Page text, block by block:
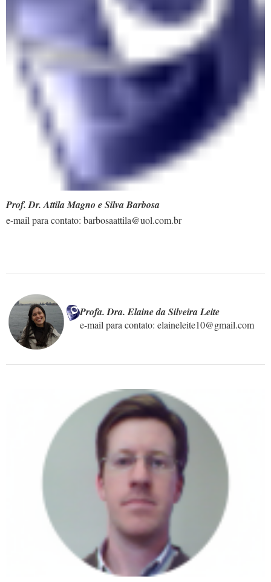
Prof. Dr.Attila Magno e Silva Barbosa
e-mail para contato: barbosaattila@uol.com.br
Profa. Dra. Elaine da Silveira Leite
e-mail para contato: elaineleite10@gmail.com